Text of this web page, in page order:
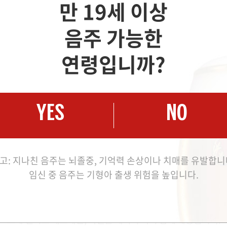
고메 챌리스 세트에는, 특별한 레시피 북이 함께 제공됩니다.
만 19세 이상
음주 가능한
연령입니까?
YES NO
: 지나친 음주는 뇌졸중, 기억력 손상이나 치매를 유발합
임신 중 음주는 기형아 출생 위험을 높입니다.